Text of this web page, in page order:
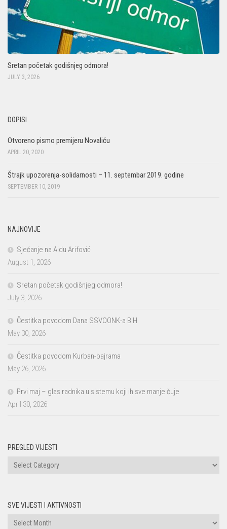
Sretan početak godišnjeg odmora!
JULY 3, 2026
DOPISI
Otvoreno pismo premijeru Novaliću
APRIL 20, 2020
Štrajk upozorenja-solidarnosti – 11. septembar 2019. godine
SEPTEMBER 10, 2019
NAJNOVIJE
Sjećanje na Aidu Arifović
August 1, 2026
Sretan početak godišnjeg odmora!
July 3, 2026
Čestitka povodom Dana SSVOONK-a BiH
May 30, 2026
Čestitka povodom Kurban-bajrama
May 26, 2026
Prvi maj – glas radnika u sistemu koji ih sve manje čuje
April 30, 2026
PREGLED VIJESTI
PREGLED
SVE VIJESTI I AKTIVNOSTI
Sve